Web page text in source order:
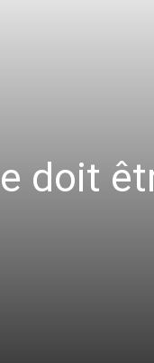
doit